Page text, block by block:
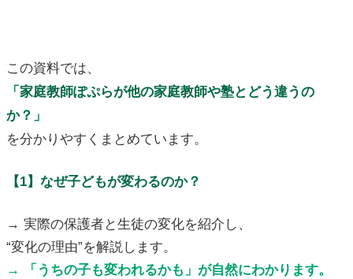
この資料では、
「家庭教師ぽぷらが他の家庭教師や塾とどう違うの
か？」
を分かりやすくまとめています。
【1】なぜ子どもが変わるのか？
→ 実際の保護者と生徒の変化を紹介し、
“変化の理由”を解説します。
→ 「うちの子も変われるかも」が自然にわかります。